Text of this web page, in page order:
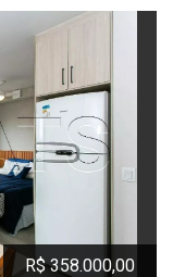
R$ 358.000,00